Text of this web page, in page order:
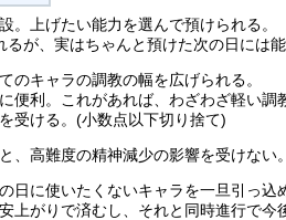
。上げたい能力を選んで預けられる。
が、実はちゃんと預けた次の日には能
のキャラの調教の幅を広げられる。
便利。これがあれば、わざわざ軽い調
受ける。(小数点以下切り捨て)
、高難度の精神減少の影響を受けない。
日に使いたくないキャラを一旦引っ込
上がりで済むし、それと同時進行で今